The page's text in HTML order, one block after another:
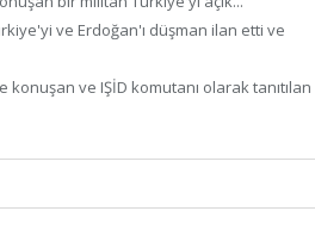
ve Erdoğan'ı düşman ilan etti ve
konuşan ve IŞİD komutanı olarak tanıtılan